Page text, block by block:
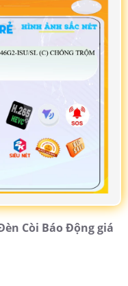
Còi Báo Động giá